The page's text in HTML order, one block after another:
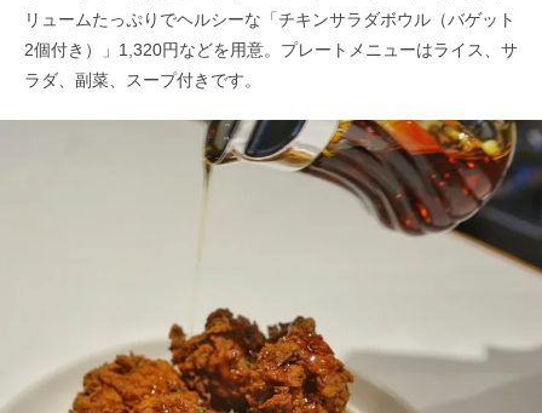
リュームたっぷりでヘルシーな「チキンサラダボウル（バゲット
2個付き）」1,320円などを用意。プレートメニューはライス、サ
ラダ、副菜、スープ付きです。